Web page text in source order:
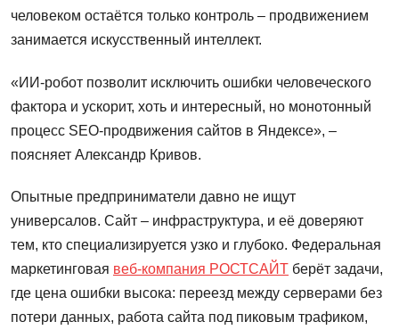
человеком остаётся только контроль – продвижением
занимается искусственный интеллект.
«ИИ-робот позволит исключить ошибки человеческого
фактора и ускорит, хоть и интересный, но монотонный
процесс SEO-продвижения сайтов в Яндексе», –
поясняет Александр Кривов.
Опытные предприниматели давно не ищут
универсалов. Сайт – инфраструктура, и её доверяют
тем, кто специализируется узко и глубоко. Федеральная
маркетинговая веб-компания РОСТСАЙТ берёт задачи,
где цена ошибки высока: переезд между серверами без
потери данных, работа сайта под пиковым трафиком,